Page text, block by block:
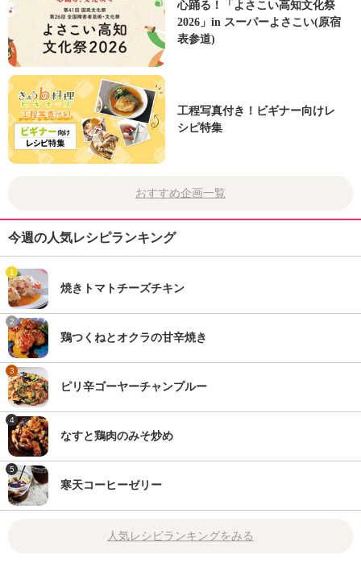
心踊る！「よさこい高知文化祭
2026」in スーパーよさこい(原宿
表参道)
工程写真付き！ビギナー向けレ
シピ特集
おすすめ企画一覧
今週の人気レシピランキング
1
焼きトマトチーズチキン
2
鶏つくねとオクラの甘辛焼き
3
ピリ辛ゴーヤーチャンプルー
4
なすと鶏肉のみそ炒め
5
寒天コーヒーゼリー
人気レシピランキングをみる